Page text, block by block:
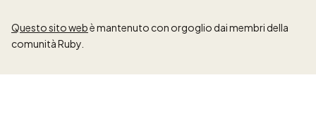
Questo sito webè mantenuto con orgoglio dai membri della
comunità Ruby.